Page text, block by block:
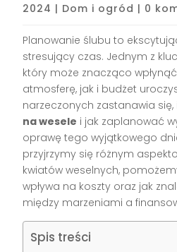
2024 | Dom i ogród | 0
Planowanie ślubu to
stresujący czas. Jednym z
który może znacząco
atmosferę, jak i budżet
narzeczonych zastanawia się,
na wesele i jak zaplanować
oprawę tego wyjątkowego
przyjrzymy się różnym
kwiatów weselnych,
wpływa na koszty oraz jak
między marzeniami a
Spis treści